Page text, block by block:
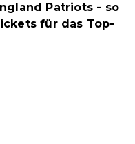
Patriots - so
für das Top-